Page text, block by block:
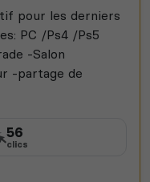
pour les derniers
PC /Ps4 /Ps5
-Salon
-partage de
56
clics